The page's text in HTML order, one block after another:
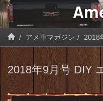
アメ車マガジン 2018
2018年9月号 DIY